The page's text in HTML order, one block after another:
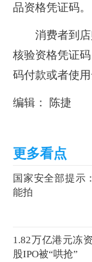
品资格凭证码。
消费者到店
核验资格凭证
码付款或者使
编辑： 陈捷
国家安全部提示
能拍
1.82万亿港元冻
股IPO被“哄抢”